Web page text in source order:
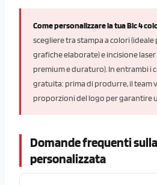
Come personalizzare la tua Bic 4
scegliere tra stampa a colori
grafiche elaborate) e incisione
premium e duraturo). In entrambi i
gratuita: prima di produrre, il team
proporzioni del logo per garantire
Domande frequenti
personalizzata